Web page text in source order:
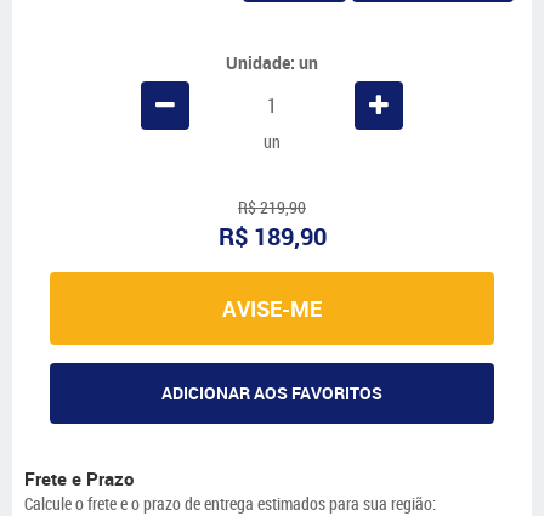
Unidade: un
un
R$ 219,90
R$ 189,90
AVISE-ME
ADICIONAR AOS FAVORITOS
Frete e Prazo
Calcule o frete e o prazo de entrega estimados para sua região: